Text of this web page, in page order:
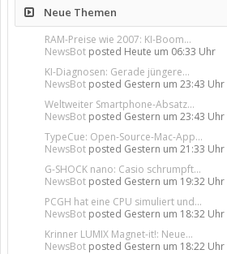
Neue Themen
RAM-Preise wie 2007: KI-Boom...
NewsBot posted Heute um 06:33 Uhr
KI-Diagnosen: Gerade jüngere...
NewsBot posted Gestern um 23:43 Uhr
Weltweiter Smartphone-Absatz...
NewsBot posted Gestern um 23:43 Uhr
TypeCue: Open-Source-Mac-App...
NewsBot posted Gestern um 21:33 Uhr
G-SHOCK nano: Casio schrumpft...
NewsBot posted Gestern um 19:32 Uhr
PCGH hat eine CPU simuliert und...
NewsBot posted Gestern um 18:32 Uhr
Krinner LUMIX Magnet-it!: Neue...
NewsBot posted Gestern um 18:22 Uhr